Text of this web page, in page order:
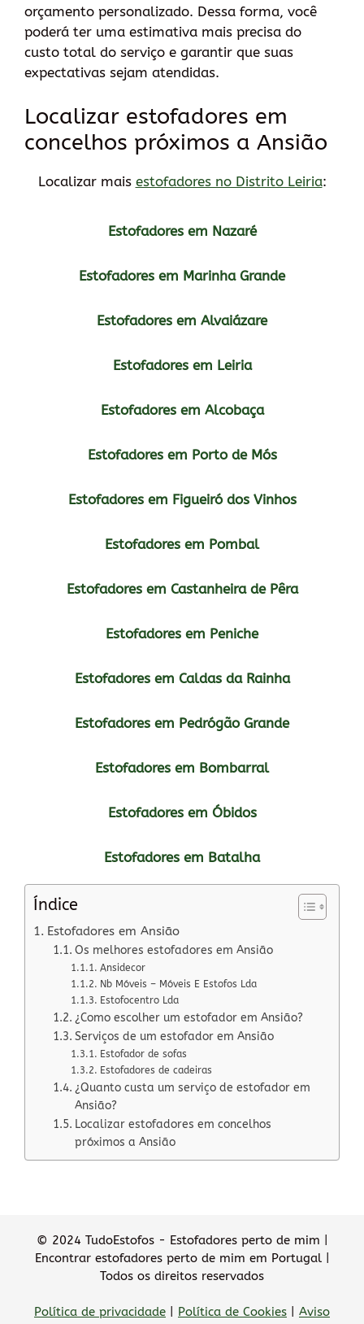
orçamento personalizado. Dessa forma, você
poderá ter uma estimativa mais precisa do
custo total do serviço e garantir que suas
expectativas sejam atendidas.
Localizar estofadores em
concelhos próximos a Ansião
Localizar mais estofadores no Distrito Leiria:
Estofadores em Nazaré
Estofadores em Marinha Grande
Estofadores em Alvaiázare
Estofadores em Leiria
Estofadores em Alcobaça
Estofadores em Porto de Mós
Estofadores em Figueiró dos Vinhos
Estofadores em Pombal
Estofadores em Castanheira de Pêra
Estofadores em Peniche
Estofadores em Caldas da Rainha
Estofadores em Pedrógão Grande
Estofadores em Bombarral
Estofadores em Óbidos
Estofadores em Batalha
Índice
Estofadores em Ansião
Os melhores estofadores em Ansião
Ansidecor
Nb Móveis – Móveis E Estofos Lda
Estofocentro Lda
¿Como escolher um estofador em Ansião?
Serviços de um estofador em Ansião
Estofador de sofas
Estofadores de cadeiras
¿Quanto custa um serviço de estofador em
Ansião?
Localizar estofadores em concelhos
próximos a Ansião
© 2024 TudoEstofos - Estofadores perto de mim |
Encontrar estofadores perto de mim em Portugal |
Todos os direitos reservados
Política de privacidade Política de Cookies
Aviso